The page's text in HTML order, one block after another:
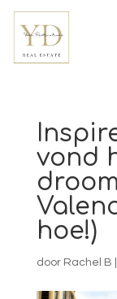
vond
hoe!)
door Rachel B